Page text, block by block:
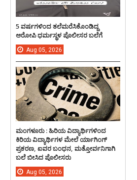
5 ವರ್ಷಗಳಿಂದ ತಲೆಮರೆಸಿಕೊಂಡಿದ್ದ
ಆರೋಪಿ ಧರ್ಮಸ್ಥಳ ಪೊಲೀಸರ ಬಲೆಗೆ
Aug 05, 2026
ಮಂಗಳೂರು : ಹಿರಿಯ ವಿದ್ಯಾರ್ಥಿಗಳಿಂದ
ಕಿರಿಯ ವಿದ್ಯಾರ್ಥಿಗಳ ಮೇಲೆ ರ್ಯಾಗಿಂಗ್
ಪ್ರಕರಣ, ಐವರ ಬಂಧನ, ಮತ್ತೋರ್ವನಿಗಾಗಿ
ಬಲೆ ಬೀಸಿದ ಪೊಲೀಸರು
Aug 05, 2026